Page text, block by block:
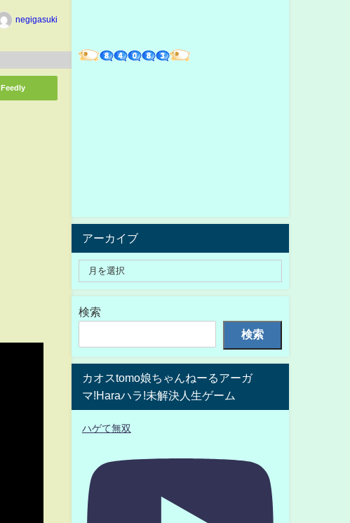
negigasuki
Feedly
アーカイブ
検索
検索
カオスtomo娘ちゃんねーるアーガ
マ!Haraハラ!未解決人生ゲーム
ハゲて無双